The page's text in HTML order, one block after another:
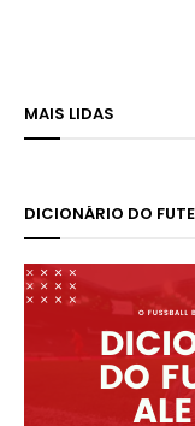
MAIS LIDAS
DICIONÁRIO DO